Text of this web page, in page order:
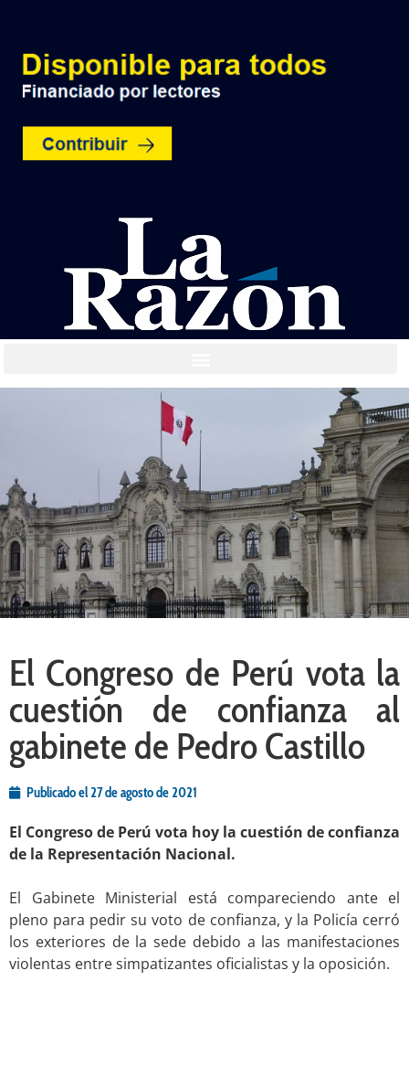
El Congreso de Perú vota la
cuestión de confianza al
gabinete de Pedro Castillo
Publicado el 27 de agosto de 2021
El Congreso de Perú vota hoy la cuestión de confianza
de la Representación Nacional.
El Gabinete Ministerial está compareciendo ante el
pleno para pedir su voto de confianza, y la Policía cerró
los exteriores de la sede debido a las manifestaciones
violentas entre simpatizantes oficialistas y la oposición.